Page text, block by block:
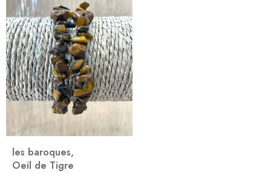
les baroques,
Oeil de Tigre